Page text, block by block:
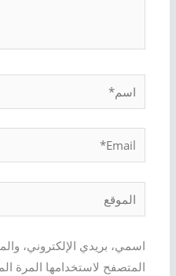
اسم*
Email*
الموقع
اسمي، بريدي الإلكتروني،
المتصفح لاستخدامها المرة